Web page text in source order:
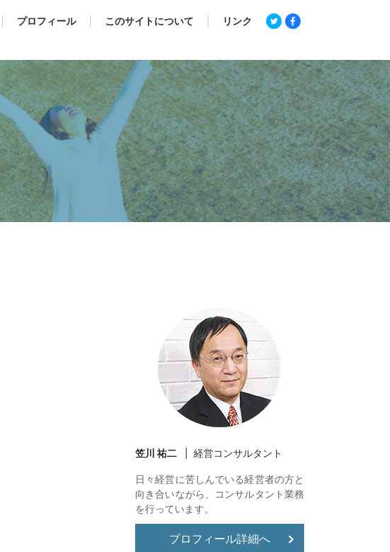
プロフィール このサイトについて リンク
笠川 祐二 経営コンサルタント
日々経営に苦しんでいる経営者の方と
向き合いながら、コンサルタント業務
を行っています。
プロフィール詳細へ